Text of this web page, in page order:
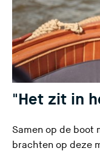
"Het zit in
Samen op de boot
brachten op deze